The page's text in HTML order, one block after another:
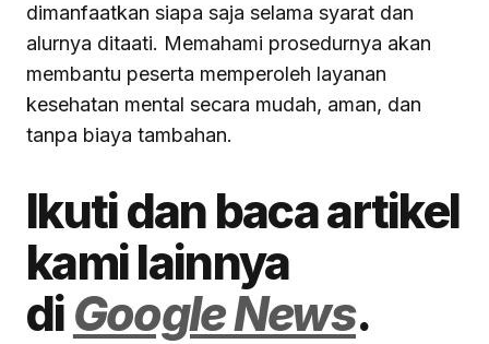
dimanfaatkan siapa saja selama syarat dan
alurnya ditaati. Memahami prosedurnya akan
membantu peserta memperoleh layanan
kesehatan mental secara mudah, aman, dan
tanpa biaya tambahan.
Ikuti dan baca artikel
kami lainnya
diGoogle News.